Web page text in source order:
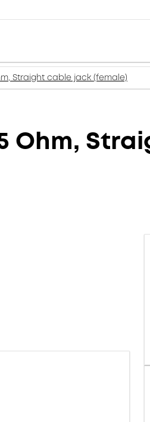
Straight cable jack (female)
Ohm,